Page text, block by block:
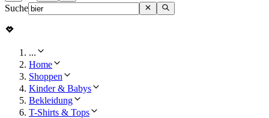
Suche
...
Home
Shoppen
Kinder & Babys
Bekleidung
T-Shirts & Tops